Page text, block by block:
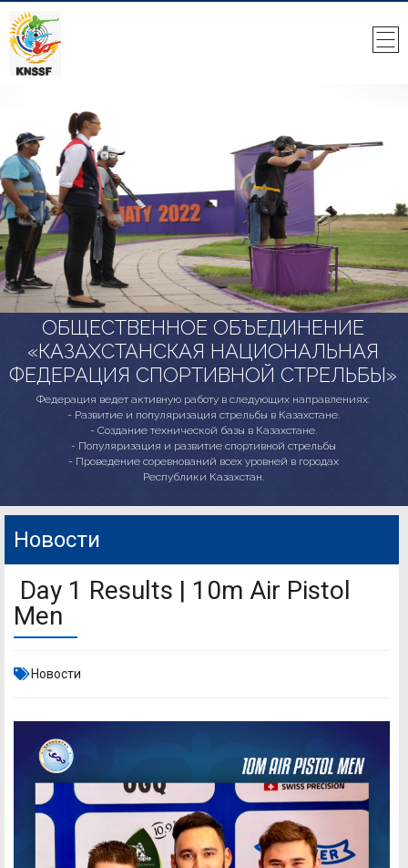
ОБЩЕСТВЕННОЕ ОБЪЕДИНЕНИЕ
«КАЗАХСТАНСКАЯ НАЦИОНАЛЬНАЯ
ФЕДЕРАЦИЯ СПОРТИВНОЙ СТРЕЛЬБЫ»
Федерация ведет активную работу в следующих направлениях:
- Развитие и популяризация стрельбы в Казахстане.
- Создание технической базы в Казахстане.
- Популяризация и развитие спортивной стрельбы
- Проведение соревнований всех уровней в городах
Республики Казахстан.
Новости
Day 1 Results | 10m Air Pistol
Men
Новости